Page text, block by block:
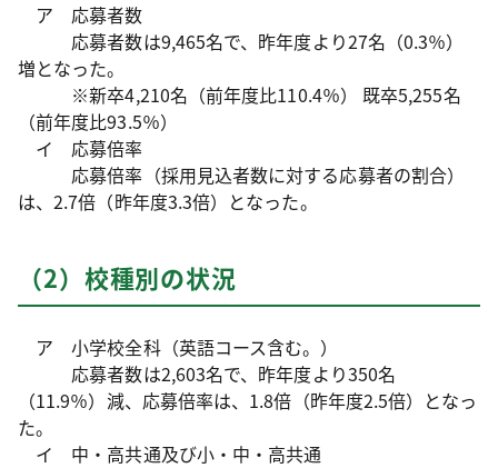
ア 応募者数
応募者数は9,465名で、昨年度より27名（0.3％）
増となった。
※新卒4,210名（前年度比110.4％） 既卒5,255名
（前年度比93.5％）
イ 応募倍率
応募倍率（採用見込者数に対する応募者の割合）
は、2.7倍（昨年度3.3倍）となった。
（2）校種別の状況
ア 小学校全科（英語コース含む。）
応募者数は2,603名で、昨年度より350名
（11.9％）減、応募倍率は、1.8倍（昨年度2.5倍）となっ
た。
イ 中・高共通及び小・中・高共通